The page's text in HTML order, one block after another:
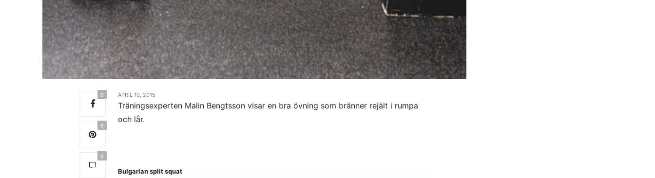
0
0
0
APRIL 10, 2015
Träningsexperten Malin Bengtsson visar en bra övning som bränner rejält i rumpa
och lår.
Bulgarian split squat